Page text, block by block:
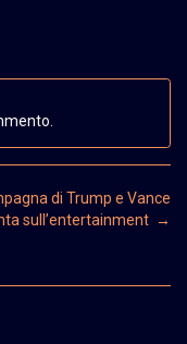
di Trump e Vance
sull’entertainment →